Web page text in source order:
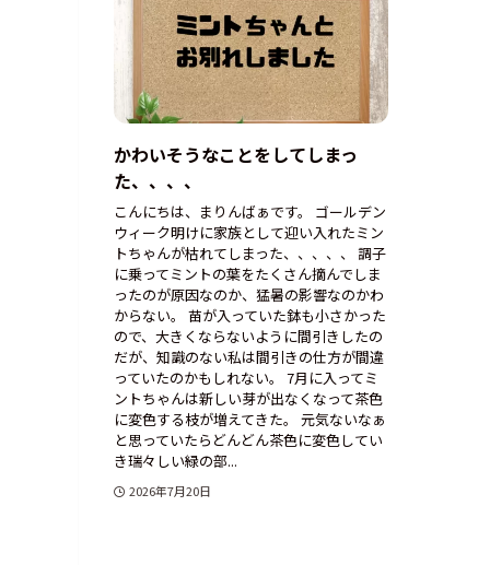
かわいそうなことをしてしまっ
た、、、、
こんにちは、まりんばぁです。 ゴールデン
ウィーク明けに家族として迎い入れたミン
トちゃんが枯れてしまった、、、、、 調子
に乗ってミントの葉をたくさん摘んでしま
ったのが原因なのか、猛暑の影響なのかわ
からない。 苗が入っていた鉢も小さかった
ので、大きくならないように間引きしたの
だが、知識のない私は間引きの仕方が間違
っていたのかもしれない。 7月に入ってミ
ントちゃんは新しい芽が出なくなって茶色
に変色する枝が増えてきた。 元気ないなぁ
と思っていたらどんどん茶色に変色してい
き瑞々しい緑の部...
2026年7月20日